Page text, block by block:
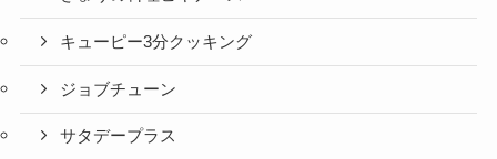
キューピー3分クッキング
ジョブチューン
サタデープラス